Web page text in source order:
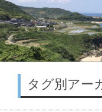
タグ別アー